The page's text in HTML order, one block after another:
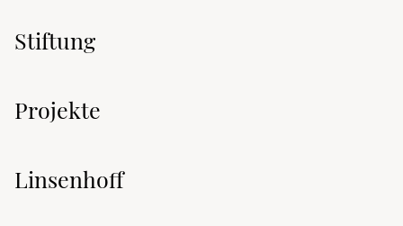
Stiftung
Projekte
Linsenhoff